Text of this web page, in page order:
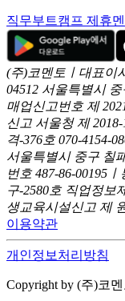
직무부트캠프 제휴
(주)코멘토ㅣ대표이
04512 서울특별시
매업신고번호 제
신고 서울청 제
격-376호 070-4154-
서울특별시 중구 칠
번호 487-86-00195
구-2580호 직업정보
생교육시설신고 제
이용약관
개인정보처리방침
Copyright by (주)코